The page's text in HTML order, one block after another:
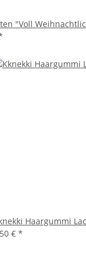
"Voll
Haargummi
€ *